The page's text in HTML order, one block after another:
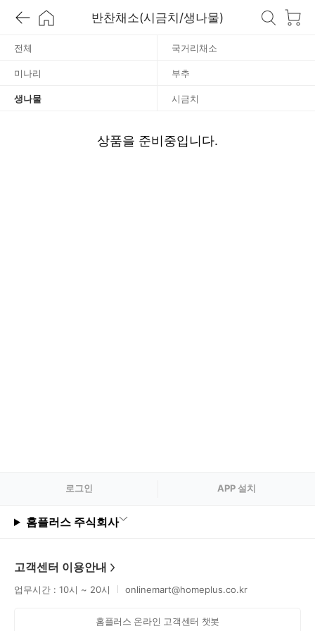
반찬채소(시금치/생나물)
전체 국거리채소
미나리 부추
생나물 시금치
상품을 준비중입니다.
로그인 APP 설치
홈플러스 주식회사
고객센터 이용안내
업무시간 : 10시 ~ 20시 onlinemart@homeplus.co.kr
홈플러스 온라인 고객센터 챗봇